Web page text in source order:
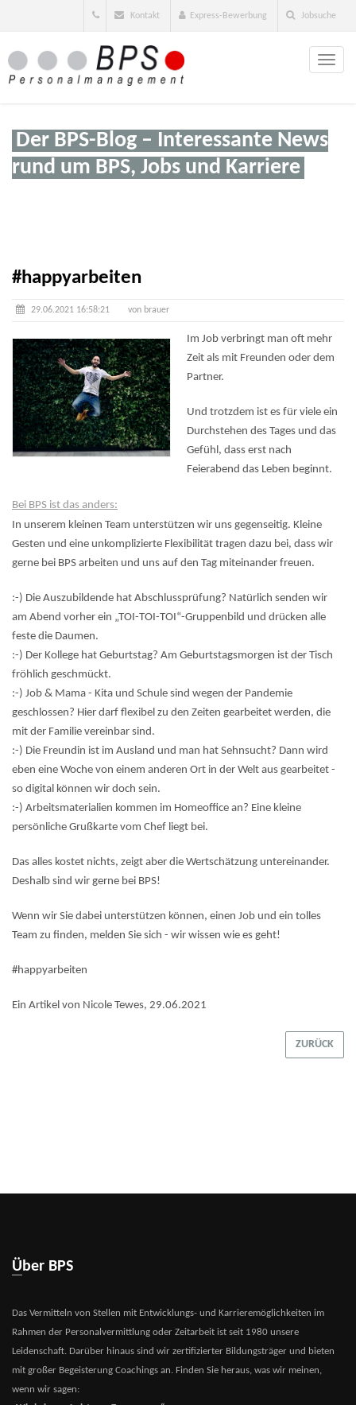
Kontakt Express-Bewerbung Jobsuche
Toggle
Der BPS-Blog – Interessante News
rund um BPS, Jobs und Karriere
#happyarbeiten
29.06.2021 16:58:21 von brauer
Im Job verbringt man oft mehr
Zeit als mit Freunden oder dem
Partner.
Und trotzdem ist es für viele ein
Durchstehen des Tages und das
Gefühl, dass erst nach
Feierabend das Leben beginnt.
Bei BPS ist das anders:
In unserem kleinen Team unterstützen wir uns gegenseitig. Kleine
Gesten und eine unkomplizierte Flexibilität tragen dazu bei, dass wir
gerne bei BPS arbeiten und uns auf den Tag miteinander freuen.
:-) Die Auszubildende hat Abschlussprüfung? Natürlich senden wir
am Abend vorher ein „TOI-TOI-TOI“-Gruppenbild und drücken alle
feste die Daumen.
:-) Der Kollege hat Geburtstag? Am Geburtstagsmorgen ist der Tisch
fröhlich geschmückt.
:-) Job & Mama - Kita und Schule sind wegen der Pandemie
geschlossen? Hier darf flexibel zu den Zeiten gearbeitet werden, die
mit der Familie vereinbar sind.
:-) Die Freundin ist im Ausland und man hat Sehnsucht? Dann wird
eben eine Woche von einem anderen Ort in der Welt aus gearbeitet -
so digital können wir doch sein.
:-) Arbeitsmaterialien kommen im Homeoffice an? Eine kleine
persönliche Grußkarte vom Chef liegt bei.
Das alles kostet nichts, zeigt aber die Wertschätzung untereinander.
Deshalb sind wir gerne bei BPS!
Wenn wir Sie dabei unterstützen können, einen Job und ein tolles
Team zu finden, melden Sie sich - wir wissen wie es geht!
#happyarbeiten
Ein Artikel von Nicole Tewes, 29.06.2021
ZURÜCK
Über BPS
Das Vermitteln von Stellen mit Entwicklungs- und Karrieremöglichkeiten im
Rahmen der Personalvermittlung oder Zeitarbeit ist seit 1980 unsere
Leidenschaft. Darüber hinaus sind wir zertifizierter Bildungsträger und bieten
mit großer Begeisterung Coachings an. Finden Sie heraus, was wir meinen,
wenn wir sagen: